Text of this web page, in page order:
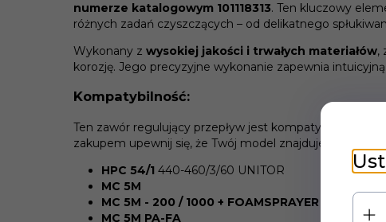
numerze katalogowym 101118313. Ten kluczowy
różnych zadań czyszczących – od delikatnego
Wykonany z wysokiej jakości i trwałych materiałów,
korozję. Jego precyzyjne wykonanie zapewnia intuicyjną
Kompatybilność:
Ten zawór regulujący przepływ jest kompatybilny z
zakupem upewnij się, że Twój model znajduje się na
HPC 54/1 440-460/3/60 UNITOR
MC 5M
MC 5M - 200 / 1000 + FOAMSPRAYER
MC 5M PA-FA